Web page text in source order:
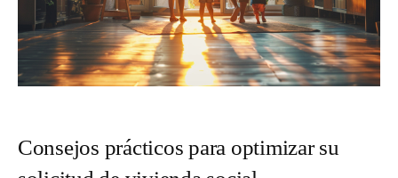
Consejos prácticos para optimizar su